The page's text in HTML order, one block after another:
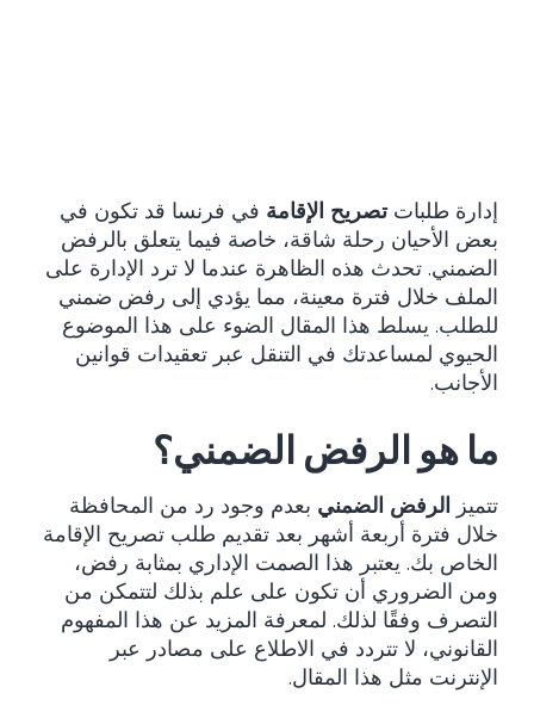
إدارة طلباتتصريح الإقامة في فرنسا قد تكون في
بعض الأحيان رحلة شاقة، خاصة فيما يتعلق بالرفض
الضمني. تحدث هذه الظاهرة عندما لا ترد الإدارة على
الملف خلال فترة معينة، مما يؤدي إلى رفض ضمني
للطلب. يسلط هذا المقال الضوء على هذا الموضوع
الحيوي لمساعدتك في التنقل عبر تعقيدات قوانين
الأجانب.
ما هو الرفض الضمني؟
تتميز الرفض الضمني بعدم وجود رد من المحافظة
خلال فترة أربعة أشهر بعد تقديم طلب تصريح الإقامة
الخاص بك. يعتبر هذا الصمت الإداري بمثابة رفض،
ومن الضروري أن تكون على علم بذلك لتتمكن من
التصرف وفقًا لذلك. لمعرفة المزيد عن هذا المفهوم
القانوني، لا تتردد في الاطلاع على مصادر عبر
الإنترنت مثل هذا المقال.